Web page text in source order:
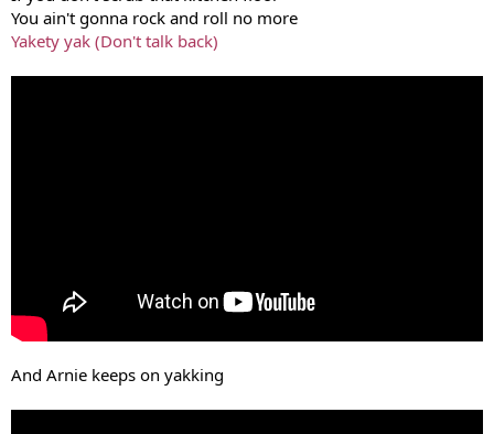
You ain't gonna rock and roll no more
Yakety yak (Don't talk back)
And Arnie keeps on yakking